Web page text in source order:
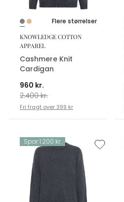
Flere størrelser
KNOWLEDGE COTTON
APPAREL
Cashmere Knit
Cardigan
960 kr.
2.400 kr.
Fri fragt over 399 kr
Spar 1.200 kr.